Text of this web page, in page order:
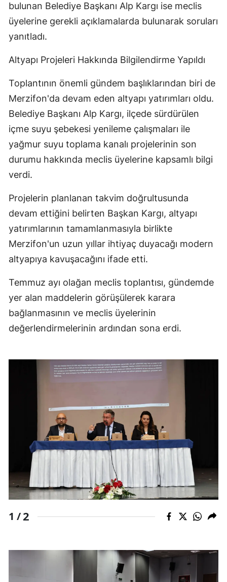
bulunan Belediye Başkanı Alp Kargı ise meclis
üyelerine gerekli açıklamalarda bulunarak soruları
yanıtladı.
Altyapı Projeleri Hakkında Bilgilendirme Yapıldı
Toplantının önemli gündem başlıklarından biri de
Merzifon'da devam eden altyapı yatırımları oldu.
Belediye Başkanı Alp Kargı, ilçede sürdürülen
içme suyu şebekesi yenileme çalışmaları ile
yağmur suyu toplama kanalı projelerinin son
durumu hakkında meclis üyelerine kapsamlı bilgi
verdi.
Projelerin planlanan takvim doğrultusunda
devam ettiğini belirten Başkan Kargı, altyapı
yatırımlarının tamamlanmasıyla birlikte
Merzifon'un uzun yıllar ihtiyaç duyacağı modern
altyapıya kavuşacağını ifade etti.
Temmuz ayı olağan meclis toplantısı, gündemde
yer alan maddelerin görüşülerek karara
bağlanmasının ve meclis üyelerinin
değerlendirmelerinin ardından sona erdi.
1 /2